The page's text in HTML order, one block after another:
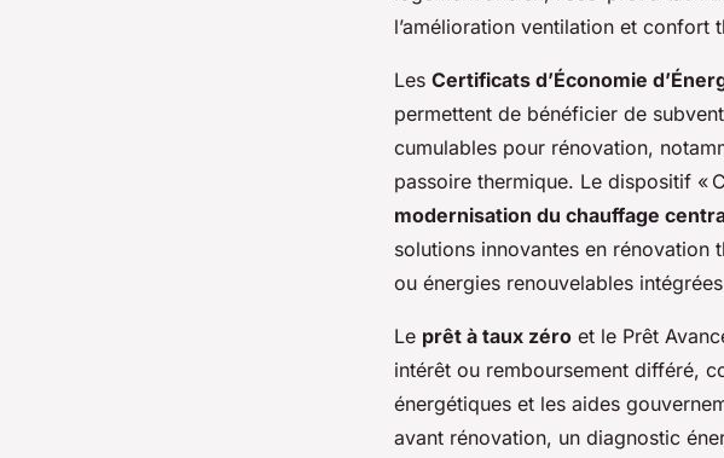
l’amélioration ventilation et confort
Les Certificats d’Économie
permettent de bénéficier de
cumulables pour rénovation,
passoire thermique. Le dispositif «
modernisation du chauffage
solutions innovantes en rénovation
ou énergies renouvelables
Le prêt à taux zéro et le Prêt
intérêt ou remboursement différé,
énergétiques et les aides
avant rénovation, un diagnostic